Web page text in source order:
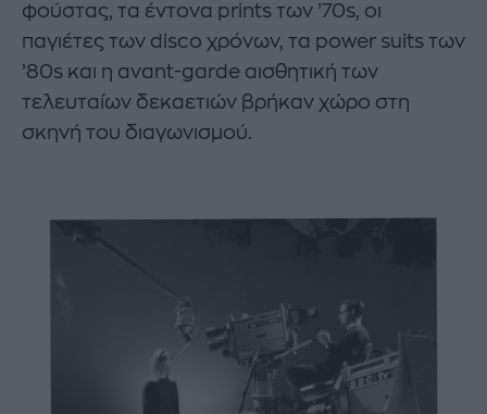
φούστας, τα έντονα prints των ’70s, οι
παγιέτες των disco χρόνων, τα power suits των
’80s και η avant-garde αισθητική των
τελευταίων δεκαετιών βρήκαν χώρο στη
σκηνή του διαγωνισμού.